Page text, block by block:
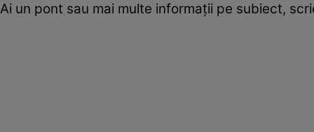
Ai un pont sau mai multe informații pe subiect,